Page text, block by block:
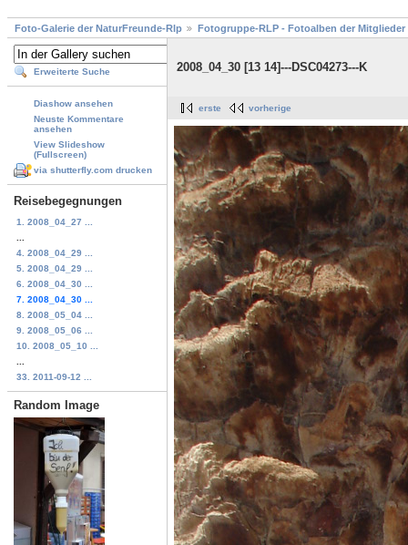
Foto-Galerie der NaturFreunde-Rlp Fotogruppe-RLP - Fotoalben der Mitglieder
Erweiterte Suche
Diashow ansehen
Neuste Kommentare
ansehen
View Slideshow
(Fullscreen)
via shutterfly.com drucken
Reisebegegnungen
1. 2008_04_27 ...
4. 2008_04_29 ...
5. 2008_04_29 ...
6. 2008_04_30 ...
7. 2008_04_30 ...
8. 2008_05_04 ...
9. 2008_05_06 ...
10. 2008_05_10 ...
33. 2011-09-12 ...
Random Image
2008_04_30 [13 14]---DSC04273---K
erste vorherige